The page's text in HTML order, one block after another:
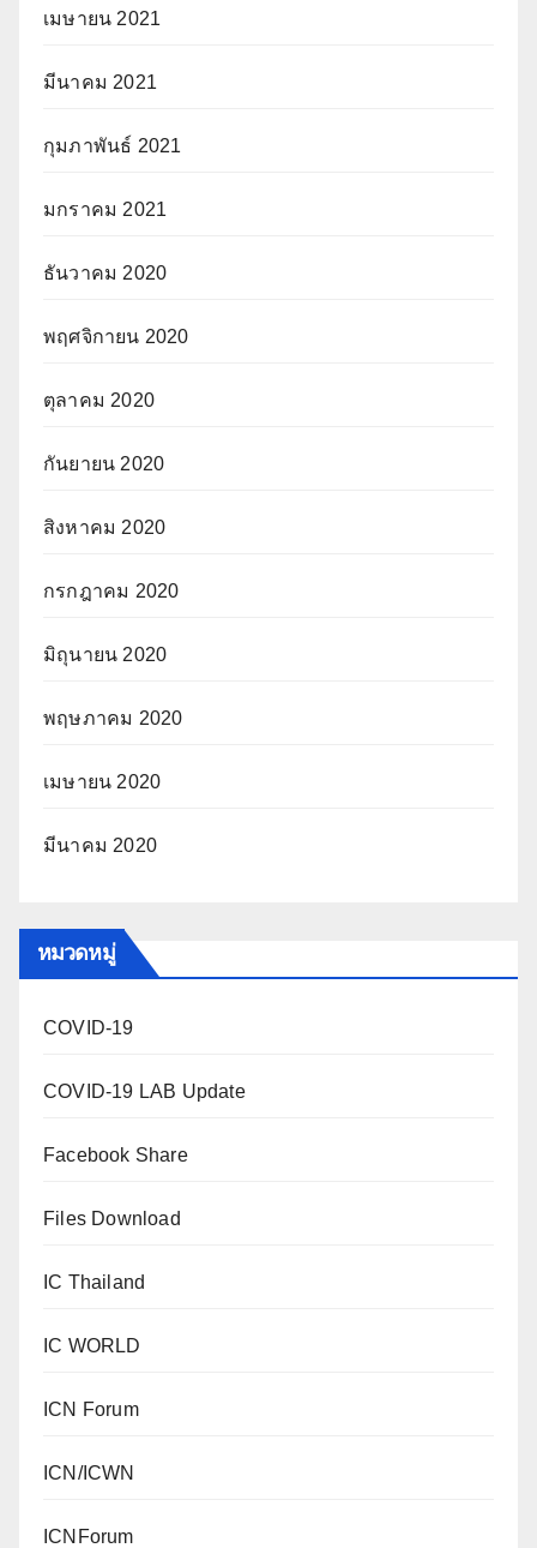
เมษายน 2021
มีนาคม 2021
กุมภาพันธ์ 2021
มกราคม 2021
ธันวาคม 2020
พฤศจิกายน 2020
ตุลาคม 2020
กันยายน 2020
สิงหาคม 2020
กรกฎาคม 2020
มิถุนายน 2020
พฤษภาคม 2020
เมษายน 2020
มีนาคม 2020
หมวดหมู่
COVID-19
COVID-19 LAB Update
Facebook Share
Files Download
IC Thailand
IC WORLD
ICN Forum
ICN/ICWN
ICNForum